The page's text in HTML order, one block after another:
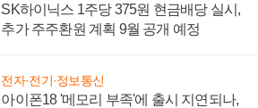
SK하이닉스 1주당 375원 현금배당 실시,
추가 주주환원 계획 9월 공개 예정
전자·전기·정보통신
아이폰18 '메모리 부족'에 출시 지연되나,